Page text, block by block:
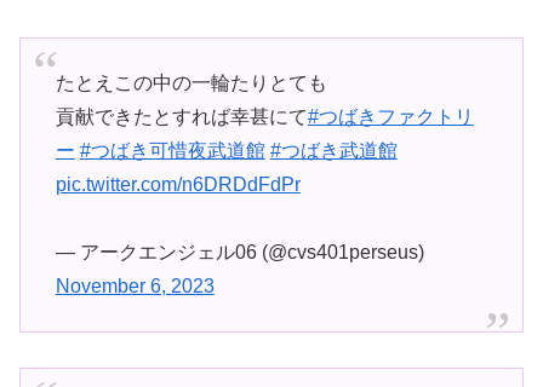
たとえこの中の一輪たりとても
貢献できたとすれば幸甚にて#つばきファクトリ
ー #つばき可惜夜武道館 #つばき武道館
pic.twitter.com/n6DRDdFdPr
— アークエンジェル06 (@cvs401perseus)
November 6, 2023